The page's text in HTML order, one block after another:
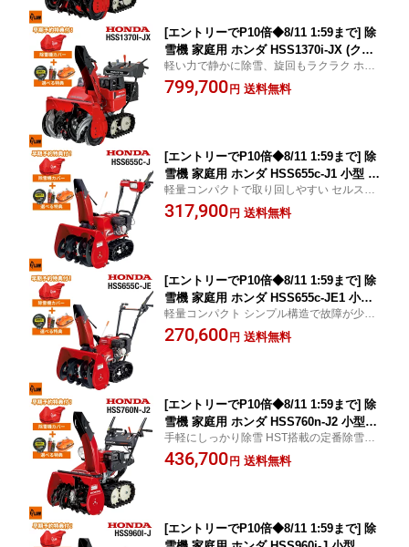
[エントリーでP10倍◆8/11 1:59まで] 除
雪機 家庭用 ホンダ HSS1370i-JX (クロ
スオーガ仕様) 小型 ハイブリッド エン
ジン式 除雪幅72cm 条件付き送料無料
軽い力で静かに除雪、旋回もラクラク ホン
ダ除雪機 正規取扱店
799,700 円 送料無料
[エントリーでP10倍◆8/11 1:59まで] 除
雪機 家庭用 ホンダ HSS655c-J1 小型 エ
ンジン式 セルスタート仕様 除雪幅55cm
雪丸 条件付き送料無料
軽量コンパクトで取り回しやすい セルスタ
ーター付き 自社便対応(近隣無料) 購入特典
あり ホンダ除雪機 正規取扱店
317,900 円 送料無料
[エントリーでP10倍◆8/11 1:59まで] 除
雪機 家庭用 ホンダ HSS655c-JE1 小型
エンジン式 リコイルスタート仕様 除雪
幅55cm 条件付き送料無料
軽量コンパクト シンプル構造で故障が少な
い 自社便対応(近隣無料) 購入特典あり ホン
ダ除雪機 正規取扱店
270,600 円 送料無料
[エントリーでP10倍◆8/11 1:59まで] 除
雪機 家庭用 ホンダ HSS760n-J2 小型
エンジン式 除雪幅60.5cm 条件付き送料
無料
手軽にしっかり除雪 HST搭載の定番除雪機
自社便対応(近隣無料) ホンダ除雪機 正規取
扱店
436,700 円 送料無料
[エントリーでP10倍◆8/11 1:59まで] 除